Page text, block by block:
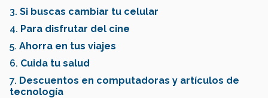
3. Si buscas cambiar tu celular
4. Para disfrutar del cine
5. Ahorra en tus viajes
6. Cuida tu salud
7. Descuentos en computadoras y artículos de
tecnología